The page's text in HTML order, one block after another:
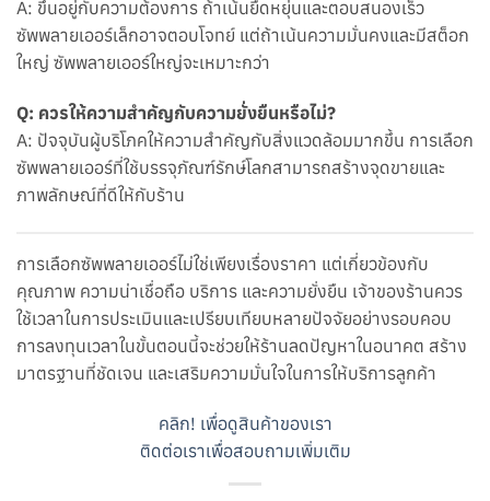
A: ขึ้นอยู่กับความต้องการ ถ้าเน้นยืดหยุ่นและตอบสนองเร็ว
ซัพพลายเออร์เล็กอาจตอบโจทย์ แต่ถ้าเน้นความมั่นคงและมีสต็อก
ใหญ่ ซัพพลายเออร์ใหญ่จะเหมาะกว่า
Q: ควรให้ความสำคัญกับความยั่งยืนหรือไม่?
A: ปัจจุบันผู้บริโภคให้ความสำคัญกับสิ่งแวดล้อมมากขึ้น การเลือก
ซัพพลายเออร์ที่ใช้บรรจุภัณฑ์รักษ์โลกสามารถสร้างจุดขายและ
ภาพลักษณ์ที่ดีให้กับร้าน
การเลือกซัพพลายเออร์ไม่ใช่เพียงเรื่องราคา แต่เกี่ยวข้องกับ
คุณภาพ ความน่าเชื่อถือ บริการ และความยั่งยืน เจ้าของร้านควร
ใช้เวลาในการประเมินและเปรียบเทียบหลายปัจจัยอย่างรอบคอบ
การลงทุนเวลาในขั้นตอนนี้จะช่วยให้ร้านลดปัญหาในอนาคต สร้าง
มาตรฐานที่ชัดเจน และเสริมความมั่นใจในการให้บริการลูกค้า
คลิก! เพื่อดูสินค้าของเรา
ติดต่อเราเพื่อสอบถามเพิ่มเติม